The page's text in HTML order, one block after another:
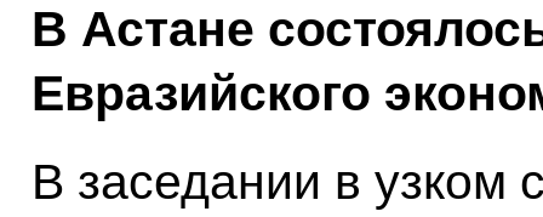
В Астане
Евразийского
В заседании в узком